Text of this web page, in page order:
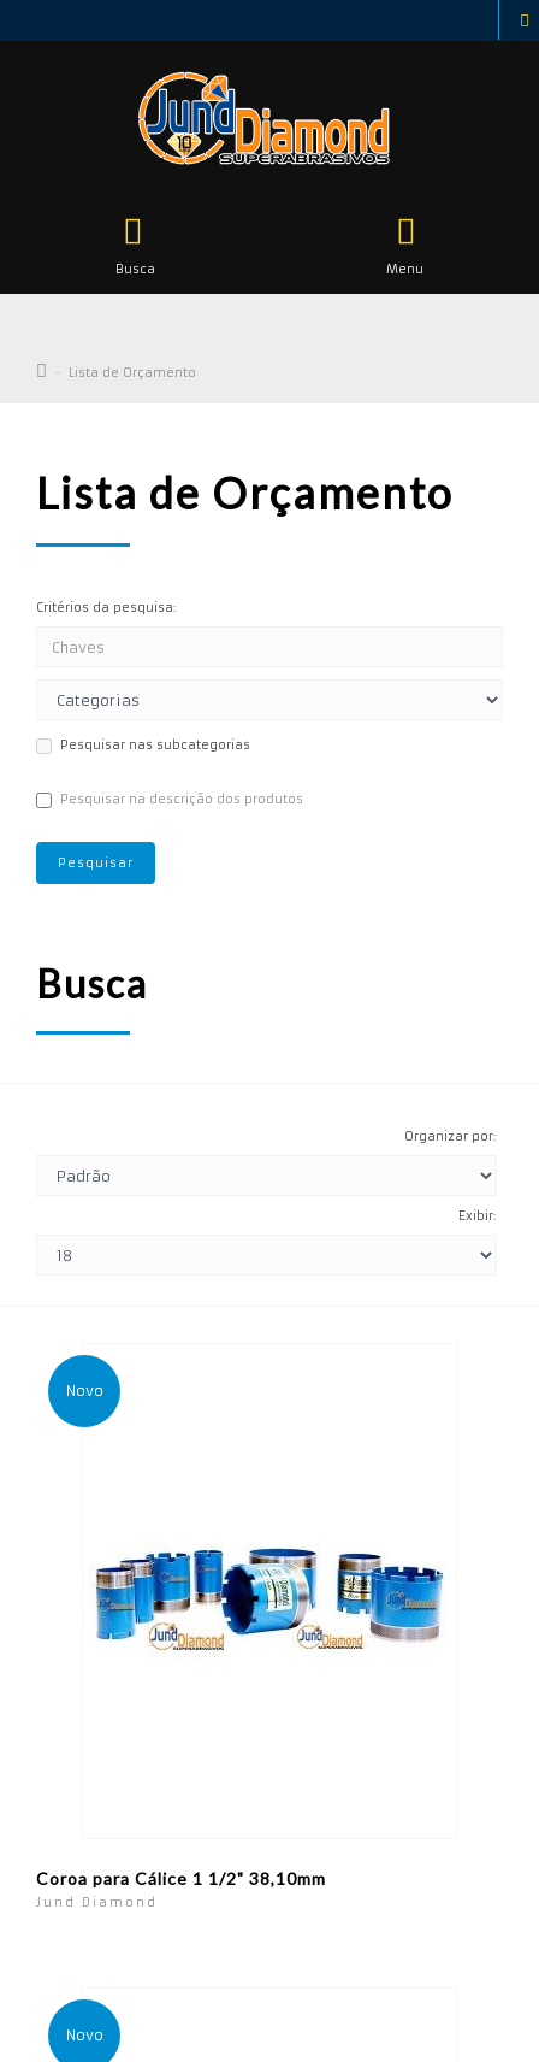
Menu
Busca
Lista de Orçamento
Lista de Orçamento
Critérios da pesquisa:
Pesquisar nas subcategorias
Pesquisar na descrição dos produtos
Busca
Organizar por:
Exibir:
Novo
Coroa para Cálice 1 1/2" 38,10mm
Jund Diamond
Novo